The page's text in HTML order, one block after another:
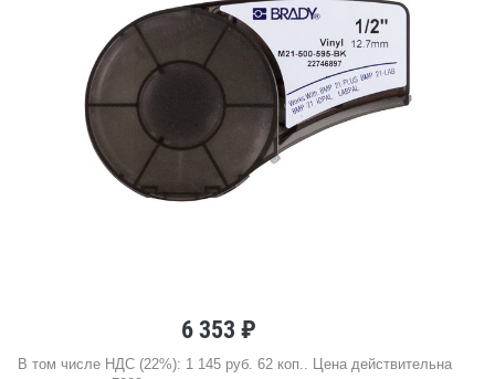
6 353 ₽
В том числе НДС (22%): 1 145 руб. 62 коп.. Цена действительна